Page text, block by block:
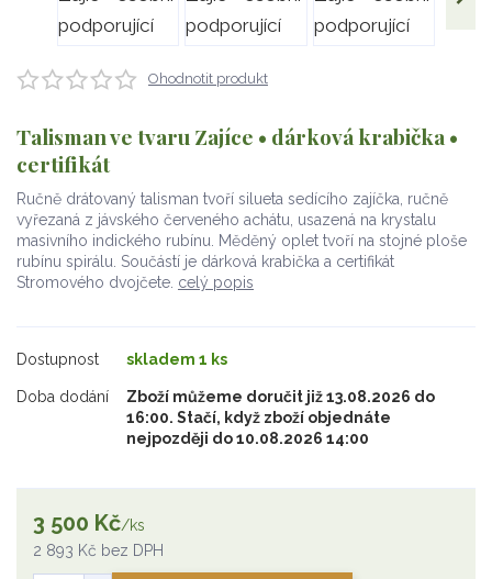
Ohodnotit produkt
Talisman ve tvaru Zajíce • dárková krabička •
certifikát
Ručně drátovaný talisman tvoří silueta sedícího zajíčka, ručně
vyřezaná z jávského červeného achátu, usazená na krystalu
masivního indického rubínu. Měděný oplet tvoří na stojné ploše
rubínu spirálu. Součástí je dárková krabička a certifikát
Stromového dvojčete. celý popis
Dostupnost skladem 1 ks
Doba dodání
Zboží můžeme doručit již 13.08.2026 do
16:00. Stačí, když zboží objednáte
nejpozději do 10.08.2026 14:00
3 500 Kč/ks
2 893 Kč bez DPH